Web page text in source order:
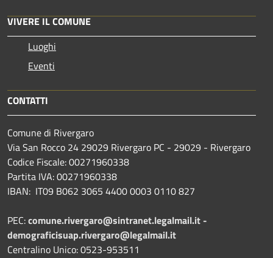
VIVERE IL COMUNE
Luoghi
Eventi
CONTATTI
Comune di Rivergaro
Via San Rocco 24 29029 Rivergaro PC - 29029 - Rivergaro
Codice Fiscale: 00271960338
Partita IVA: 00271960338
IBAN: IT09 B062 3065 4400 0003 0110 827
PEC:comune.rivergaro@sintranet.legalmail.it -
demograficisuap.rivergaro@legalmail.it
Centralino Unico: 0523-953511